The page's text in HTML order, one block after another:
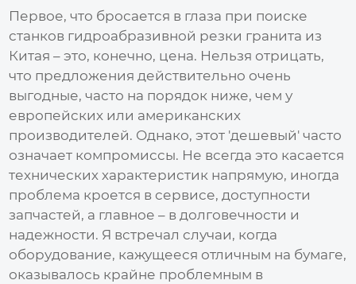
Первое, что бросается в глаза при поиске
станков гидроабразивной резки гранита из
Китая – это, конечно, цена. Нельзя отрицать,
что предложения действительно очень
выгодные, часто на порядок ниже, чем у
европейских или американских
производителей. Однако, этот 'дешевый' часто
означает компромиссы. Не всегда это касается
технических характеристик напрямую, иногда
проблема кроется в сервисе, доступности
запчастей, а главное – в долговечности и
надежности. Я встречал случаи, когда
оборудование, кажущееся отличным на бумаге,
оказывалось крайне проблемным в